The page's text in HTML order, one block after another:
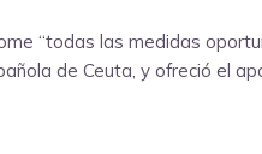
“todas las medidas
de Ceuta, y ofreció el